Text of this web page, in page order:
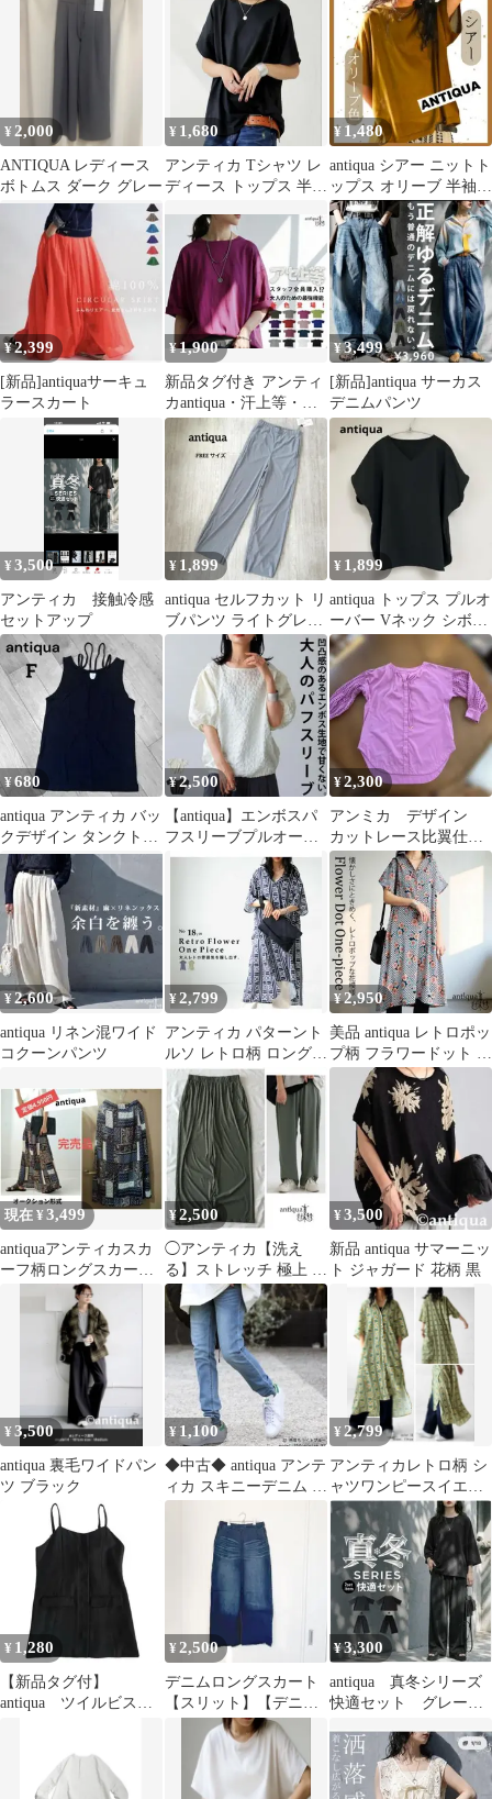
¥ 2,000
ANTIQUA レディース
ボトムス ダーク グレー
¥ 1,680
アンティカ Tシャツ レ
ディース トップス 半袖
¥ 1,480
antiqua シアー ニットト
ップス オリーブ 半袖
シースルー
¥2,399
[新品]antiquaサーキュ
ラースカート
¥1,900
新品タグ付き アンティ
カantiqua・汗上等・汗
染み防止加工Tシャ
ツ ピンク
¥3,499
[新品]antiqua サーカス
デニムパンツ
¥3,500
アンティカ 接触冷感
セットアップ
¥ 1,899
antiqua セルフカット リ
ブパンツ ライトグレー
接触冷感 UVカット
¥ 1,899
antiqua トップス プルオ
ーバー Vネック シボ感
ゆったり ブラック
¥680
antiqua アンティカ バッ
クデザイン タンクトッ
プ ブラック F 綿100
¥2,500
【antiqua】エンボスパ
フスリーブプルオーバ
ーカットソー 五分袖 白
¥2,300
アンミカ デザイン
カットレース比翼仕立
て デザインブラウス
¥2,600
antiqua リネン混ワイド
コクーンパンツ
¥2,799
アンティカ パターント
ルソ レトロ柄 ロングフ
レアワンピース 花柄シ
ャツ
¥ 2,950
美品 antiqua レトロポッ
プ柄 フラワードット ワ
ンピース
現在 ¥3,499
antiquaアンティカスカ
ーフ柄ロングスカート
マキシ丈ヴィンテージ
風/完売品
¥2,500
◯アンティカ【洗え
る】ストレッチ 極上 落
ち感イージーワイドパ
ンツ カーキ
¥3,500
新品 antiqua サマーニッ
ト ジャガード 花柄 黒
¥3,500
antiqua 裏毛ワイドパン
ツ ブラック
¥ 1,100
◆中古◆ antiqua アンテ
ィカ スキニーデニム ラ
イトブルー Lサイズ
¥2,799
アンティカレトロ柄 シ
ャツワンピースイエロ
ー✖︎グリーン antiqua
¥ 1,280
【新品タグ付】
antiqua ツイルビスチ
¥2,500
デニムロングスカート
【スリット】【デニム
ブルー】
¥3,300
antiqua 真冬シリーズ
快適セット グレー